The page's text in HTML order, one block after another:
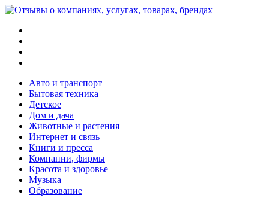
Авто и транспорт
Бытовая техника
Детское
Дом и дача
Животные и растения
Интернет и связь
Книги и пресса
Компании, фирмы
Красота и здоровье
Музыка
Образование